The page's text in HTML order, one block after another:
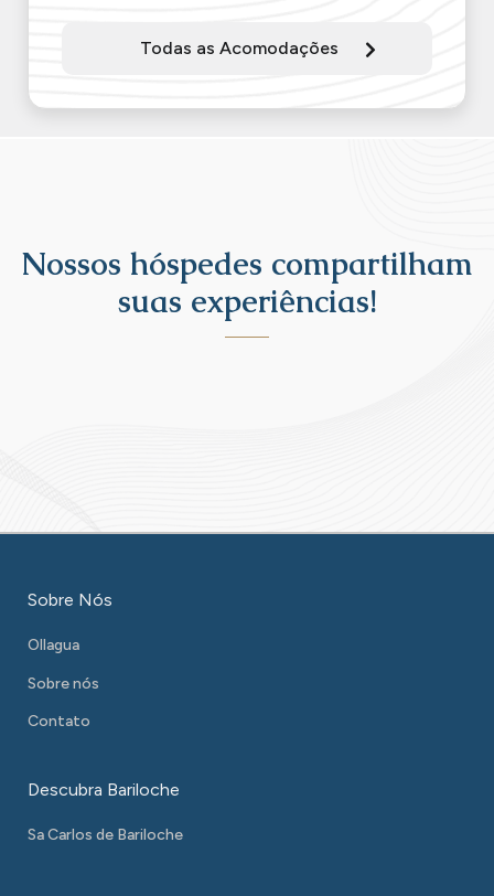
Todas as Acomodações
Nossos hóspedes compartilham
suas experiências!
Sobre Nós
Ollagua
Sobre nós
Contato
Descubra Bariloche
Sa Carlos de Bariloche